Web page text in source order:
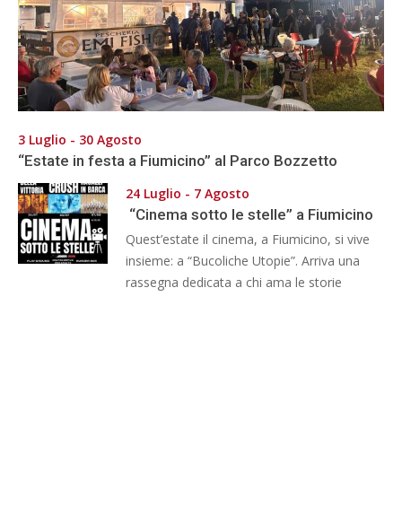
3 Luglio - 30 Agosto
“Estate in festa a Fiumicino” al Parco Bozzetto
24 Luglio - 7 Agosto
“Cinema sotto le stelle” a Fiumicino
Quest’estate il cinema, a Fiumicino, si vive
insieme: a “Bucoliche Utopie”. Arriva una
rassegna dedicata a chi ama le storie